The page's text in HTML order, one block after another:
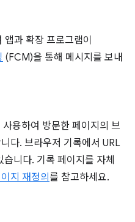
앱과 확장 프로그램이
(FCM)을 통해 메시지를 보내
사용하여 방문한 페이지의 브
다. 브라우저 기록에서 URL
니다. 기록 페이지를 자체
지 재정의 를 참고하세요.